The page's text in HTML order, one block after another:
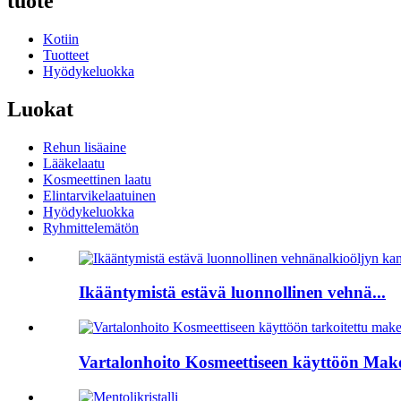
Kotiin
Tuotteet
Hyödykeluokka
Luokat
Rehun lisäaine
Lääkelaatu
Kosmeettinen laatu
Elintarvikelaatuinen
Hyödykeluokka
Ryhmittelemätön
Ikääntymistä estävä luonnollinen vehnä...
Vartalonhoito Kosmeettiseen käyttöön